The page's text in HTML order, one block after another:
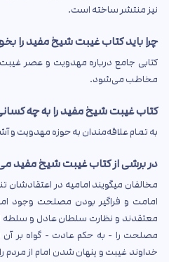
نیز منتشر ساخته است.
چرا باید کتاب غیبت شیخ مفید را
کتابی جامع درباره مهدویت و عصر
مخاطب می‌شود.
کتاب غیبت شیخ مفید را به چه
به تمام علاقه‌مندان به حوزه مهدویت و
در برشی از کتاب غیبت شیخ مفید
مخالفان میگویند امامیه در
امامت و فراگیر بودن مصلحت وجود
معتقدند و نظارت سلطان عادل و سلطه
مصلحت را - به حکم عادت - گواه بر آن
خداوند غیبت و پنهان شدن امام از مردم